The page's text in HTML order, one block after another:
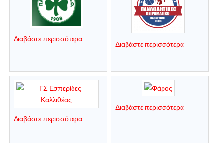
Διαβάστε περισσότερα
Διαβάστε περισσότερα
Διαβάστε περισσότερα
Διαβάστε περισσότερα